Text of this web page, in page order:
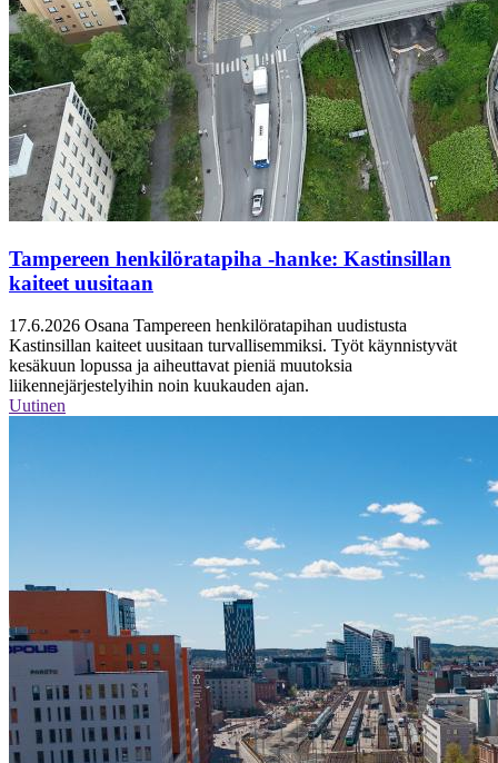
Tampereen henkilöratapiha -hanke: Kastinsillan
kaiteet uusitaan
17.6.2026 Osana Tampereen henkilöratapihan uudistusta
Kastinsillan kaiteet uusitaan turvallisemmiksi. Työt käynnistyvät
kesäkuun lopussa ja aiheuttavat pieniä muutoksia
liikennejärjestelyihin noin kuukauden ajan.
Uutinen